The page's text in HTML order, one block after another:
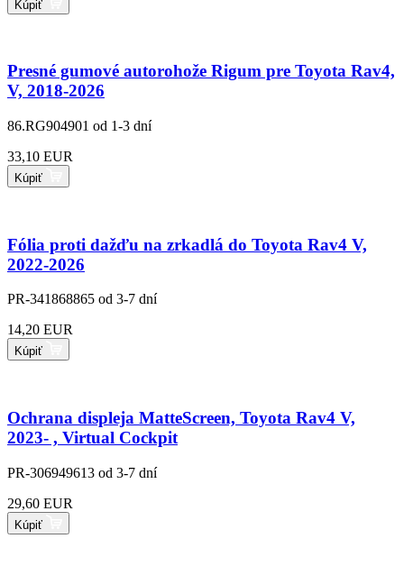
Kúpiť
Presné gumové autorohože Rigum pre Toyota Rav4,
V, 2018-2026
86.RG904901 od 1-3 dní
33,10 EUR
Kúpiť
Fólia proti dažďu na zrkadlá do Toyota Rav4 V,
2022-2026
PR-341868865 od 3-7 dní
14,20 EUR
Kúpiť
Ochrana displeja MatteScreen, Toyota Rav4 V,
2023- , Virtual Cockpit
PR-306949613 od 3-7 dní
29,60 EUR
Kúpiť